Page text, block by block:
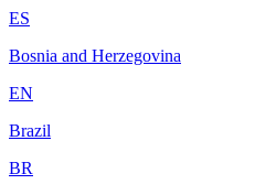
ES
Bosnia and Herzegovina
EN
Brazil
BR